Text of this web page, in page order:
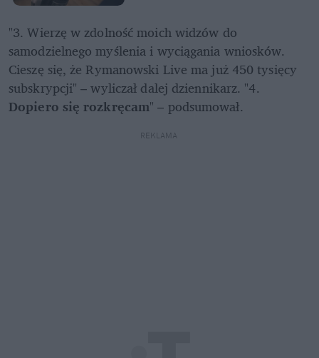
"3. Wierzę w zdolność moich widzów do
samodzielnego myślenia i wyciągania wniosków.
Cieszę się, że Rymanowski Live ma już 450 tysięcy
Dopiero się rozkręcam" – podsumował.
REKLAMA